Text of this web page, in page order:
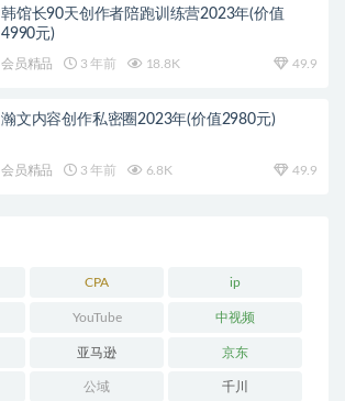
韩馆长90天创作者陪跑训练营2023年(价值
4990元)
会员精品 3 年前 18.8K 49.9
瀚文内容创作私密圈2023年(价值2980元)
会员精品 3 年前 6.8K 49.9
CPA ip
YouTube 中视频
亚马逊 京东
公域 千川